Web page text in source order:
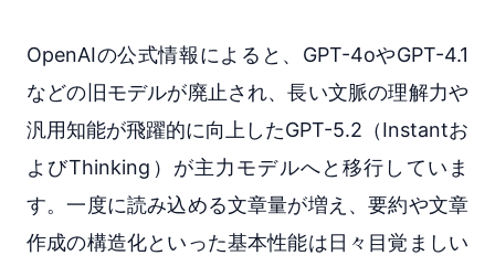
OpenAIの公式情報によると、GPT-4oやGPT-4.1
などの旧モデルが廃止され、長い文脈の理解力や
汎用知能が飛躍的に向上したGPT-5.2（Instantお
よびThinking）が主力モデルへと移行していま
す。一度に読み込める文章量が増え、要約や文章
作成の構造化といった基本性能は日々目覚ましい